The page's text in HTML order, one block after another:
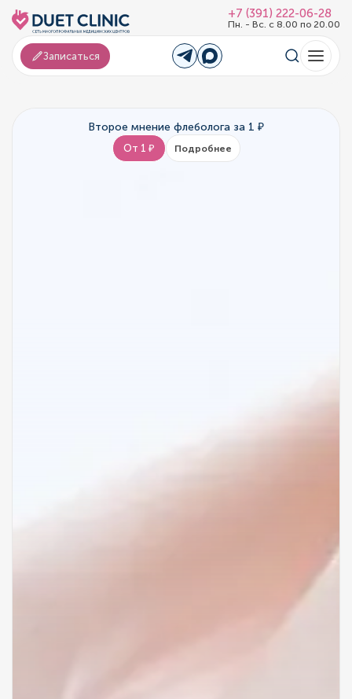
+7 (391) 222-06-28
Пн. - Вс. с 8.00 по 20.00
Записаться
Второе мнение флеболога за 1 ₽
От 1 ₽ Подробнее